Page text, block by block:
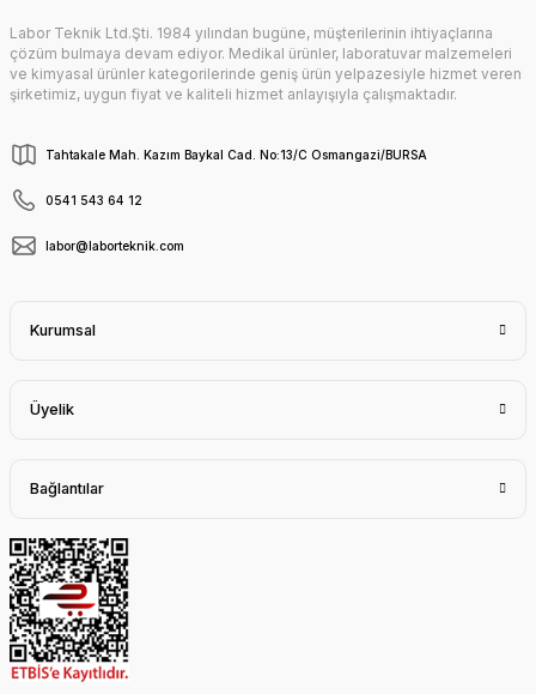
Labor Teknik Ltd.Şti. 1984 yılından bugüne, müşterilerinin ihtiyaçlarına
çözüm bulmaya devam ediyor. Medikal ürünler, laboratuvar malzemeleri
ve kimyasal ürünler kategorilerinde geniş ürün yelpazesiyle hizmet veren
şirketimiz, uygun fiyat ve kaliteli hizmet anlayışıyla çalışmaktadır.
Tahtakale Mah. Kazım Baykal Cad. No:13/C Osmangazi/BURSA
0541 543 64 12
labor@laborteknik.com
Kurumsal
Üyelik
Bağlantılar